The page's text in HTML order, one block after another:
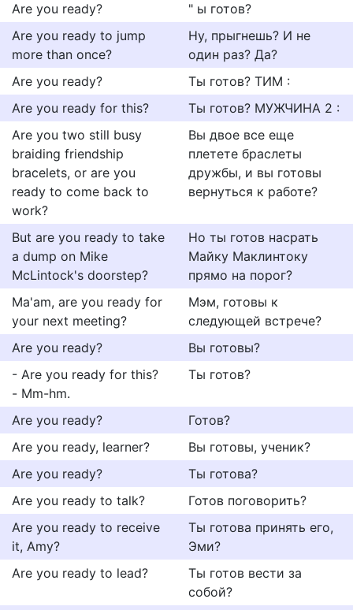
Are you ready?
" ы готов?
Are you ready to jump
more than once?
Ну, прыгнешь? И не
один раз? Да?
Are you ready?
Ты готов? ТИМ :
Are you ready for this?
Ты готов? МУЖЧИНА 2 :
Are you two still busy
braiding friendship
bracelets, or are you
ready to come back to
work?
Вы двое все еще
плетете браслеты
дружбы, и вы готовы
вернуться к работе?
But are you ready to take
a dump on Mike
McLintock's doorstep?
Но ты готов насрать
Майку Маклинтоку
прямо на порог?
Ma'am, are you ready for
your next meeting?
Мэм, готовы к
следующей встрече?
Are you ready?
Вы готовы?
- Are you ready for this?
- Mm-hm.
Ты готов?
Are you ready?
Готов?
Are you ready, learner?
Вы готовы, ученик?
Are you ready?
Ты готова?
Are you ready to talk?
Готов поговорить?
Are you ready to receive
it, Amy?
Ты готова принять его,
Эми?
Are you ready to lead?
Ты готов вести за
собой?